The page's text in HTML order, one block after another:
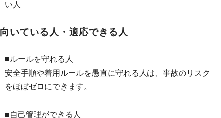
い人
向いている人・適応できる人
■ルールを守れる人
安全手順や着用ルールを愚直に守れる人は、事故のリスク
をほぼゼロにできます。
■自己管理ができる人